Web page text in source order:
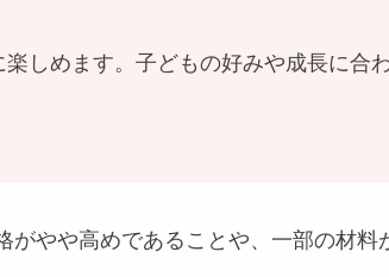
楽しめます。子どもの好みや成長に合
がやや高めであることや、一部の材料